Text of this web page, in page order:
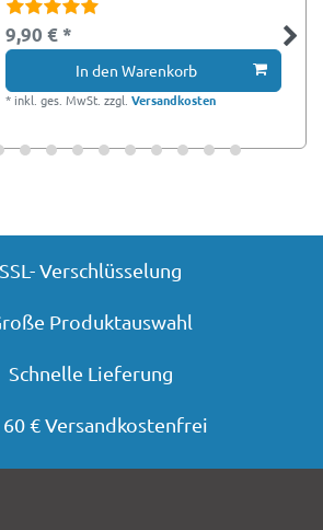
9,90 € *
In den Warenkorb
* inkl. ges. MwSt. zzgl.Versandkosten
Verschlüsselung
Produktauswahl
Lieferung
€ Versandkostenfrei